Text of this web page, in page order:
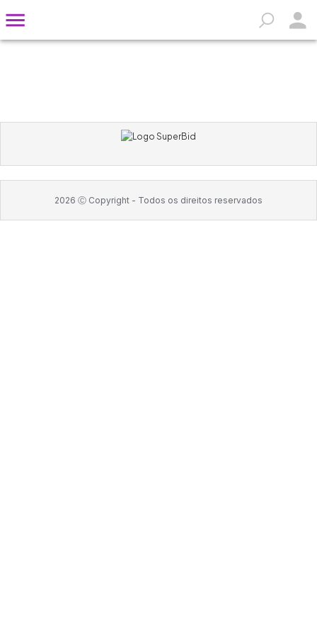
2026 Ⓒ Copyright - Todos os direitos reservados